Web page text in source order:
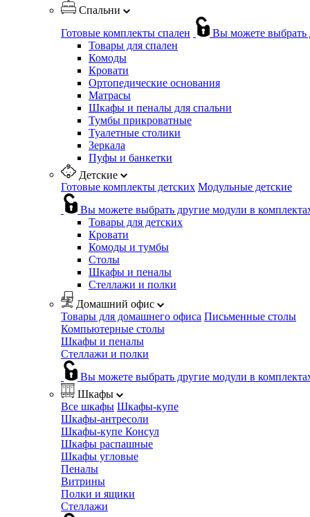
Спальни
Готовые комплекты спален
Вы можете выбрать
Товары для спален
Комоды
Кровати
Ортопедические основания
Матрасы
Шкафы и пеналы для спальни
Тумбы прикроватные
Туалетные столики
Зеркала
Пуфы и банкетки
Детские
Готовые комплекты детских Модульные детские
Вы можете выбрать другие модули в
Товары для детских
Кровати
Комоды и тумбы
Столы
Шкафы и пеналы
Стеллажи и полки
Домашний офис
Товары для домашнего офиса Письменные столы
Компьютерные столы
Шкафы и пеналы
Стеллажи и полки
Вы можете выбрать другие модули в
Шкафы
Все шкафы Шкафы-купе
Шкафы-антресоли
Шкафы-купе Консул
Шкафы распашные
Шкафы угловые
Пеналы
Витрины
Полки и ящики
Стеллажи